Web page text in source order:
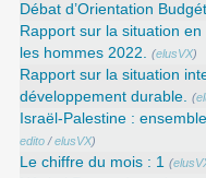
Débat d’Orientation
Rapport sur la situation
les hommes 2022. (elusVX)
Rapport sur la situation
développement durable. (
Israël-Palestine :
edito /elusVX)
Le chiffre du mois : 1 (